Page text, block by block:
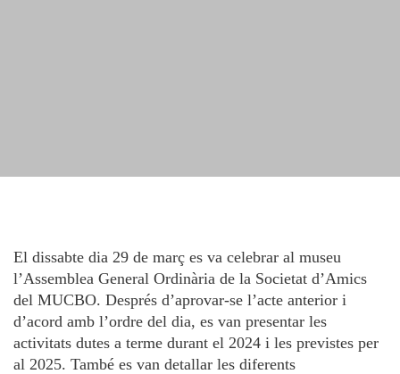
El dissabte dia 29 de març es va celebrar al museu
l’Assemblea General Ordinària de la Societat d’Amics
del MUCBO. Després d’aprovar-se l’acte anterior i
d’acord amb l’ordre del dia, es van presentar les
activitats dutes a terme durant el 2024 i les previstes per
al 2025. També es van detallar les diferents